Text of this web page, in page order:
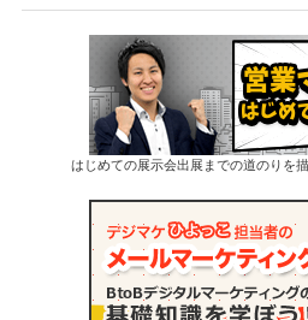
はじめての展示会出展までの道のりを